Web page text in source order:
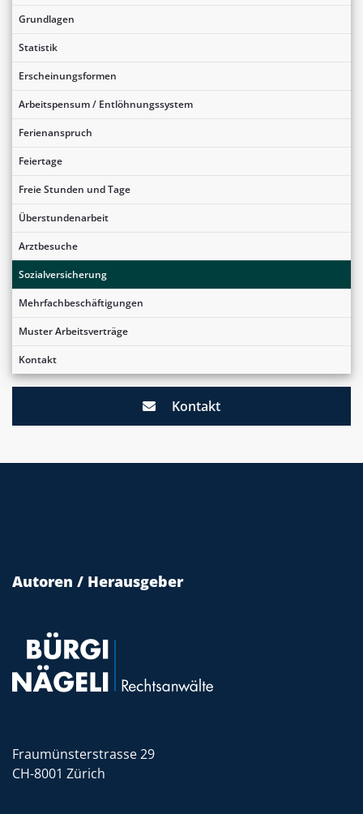
Grundlagen
Statistik
Erscheinungsformen
Arbeitspensum / Entlöhnungssystem
Ferienanspruch
Feiertage
Freie Stunden und Tage
Überstundenarbeit
Arztbesuche
Sozialversicherung
Mehrfachbeschäftigungen
Muster Arbeitsverträge
Kontakt
Kontakt
Autoren / Herausgeber
Fraumünsterstrasse 29
CH-8001 Zürich